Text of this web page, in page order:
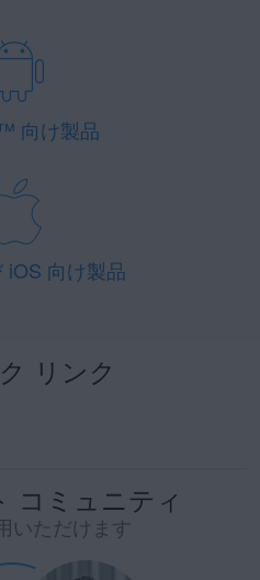
向け製品
iOS 向け製品
リンク
コミュニティ
いただけます